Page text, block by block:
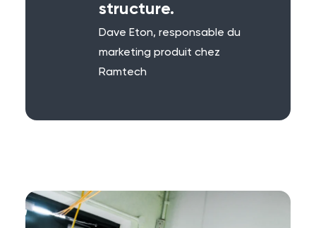
structure.
Dave Eton, responsable du
marketing produit chez
Ramtech